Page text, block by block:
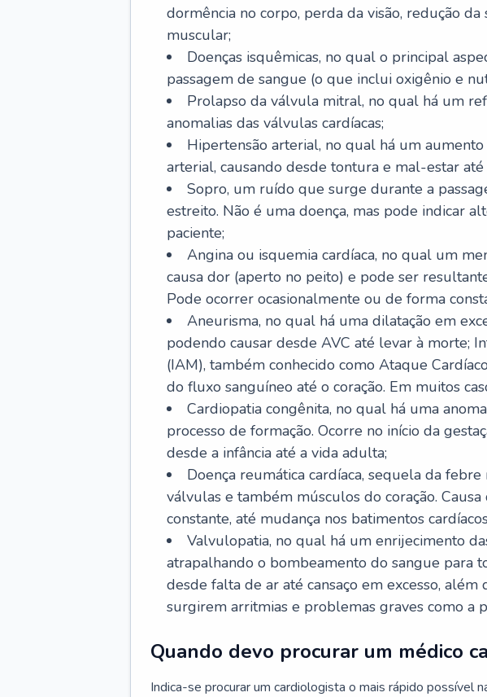
dormência no corpo, perda da visão, redução
muscular;
Doenças isquêmicas, no qual o principal
passagem de sangue (o que inclui oxigênio e
Prolapso da válvula mitral, no qual há um
anomalias das válvulas cardíacas;
Hipertensão arterial, no qual há um
arterial, causando desde tontura e mal-estar
Sopro, um ruído que surge durante a
estreito. Não é uma doença, mas pode indicar
paciente;
Angina ou isquemia cardíaca, no qual um
causa dor (aperto no peito) e pode ser
Pode ocorrer ocasionalmente ou de forma
Aneurisma, no qual há uma dilatação em
podendo causar desde AVC até levar à morte;
(IAM), também conhecido como Ataque
do fluxo sanguíneo até o coração. Em muitos
Cardiopatia congênita, no qual há uma
processo de formação. Ocorre no início da
desde a infância até a vida adulta;
Doença reumática cardíaca, sequela da
válvulas e também músculos do coração.
constante, até mudança nos batimentos
Valvulopatia, no qual há um enrijecimento
atrapalhando o bombeamento do sangue para
desde falta de ar até cansaço em excesso, além
surgirem arritmias e problemas graves como a
Quando devo procurar um médico
Indica-se procurar um cardiologista o mais rápido possível